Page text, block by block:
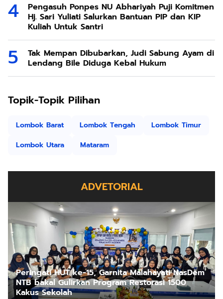
Pengasuh Ponpes NU Abhariyah Puji Komitmen
Hj. Sari Yuliati Salurkan Bantuan PIP dan KIP
Kuliah Untuk Santri
Tak Mempan Dibubarkan, Judi Sabung Ayam di
Lendang Bile Diduga Kebal Hukum
Topik-Topik Pilihan
Lombok Barat Lombok Tengah
Lombok Timur
Lombok Utara
Mataram
ADVETORIAL
Peringati HUT ke-15, Garnita Malahayati NasDem
NTB bakal Gulirkan Program Restorasi 1500
Kakus Sekolah